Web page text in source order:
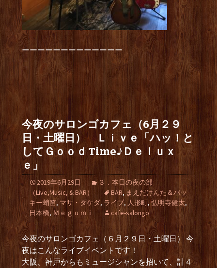
ーーーーーーーーーーーーー
今夜のサロンゴカフェ（6月２９
日・土曜日） Ｌｉｖｅ「ハッ！と
してＧｏｏｄ Time♪Ｄｅｌｕｘ
ｅ」
2019年6月29日
３．本日の夜の部
（Live,Music, & BAR）
BAR, まえだけんた＆バッ
キー蛸笛, マサ・タケダ, ライブ, 人形町,弘明寺健太,
日本橋, Ｍｅｇｕｍｉ cafe-salongo
今夜のサロンゴカフェ（６月２９日・土曜日） 今
夜はこんなライブイベントです！
大阪、神戸からもミュージシャンを招いて、計４